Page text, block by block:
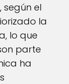
según el
la
lo que
parte
ha